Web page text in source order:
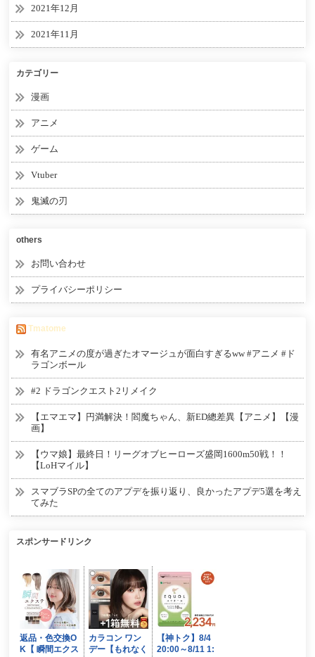
2021年12月
2021年11月
カテゴリー
漫画
アニメ
ゲーム
Vtuber
鬼滅の刃
others
お問い合わせ
プライバシーポリシー
Tmatome
有名アニメの度が過ぎたオマージュが面白すぎるww #アニメ #ド
ラゴンボール
#2 ドラゴンクエスト2リメイク
【エマエマ】円満解決！閻魔ちゃん、新ED總差異【アニメ】【漫
画】
【ウマ娘】最終日！リーグオブヒーローズ盛岡1600m50戦！！
【LoHマイル】
スマブラSPの全てのアプデを振り返り、良かったアプデ5選を考え
てみた
スポンサードリンク